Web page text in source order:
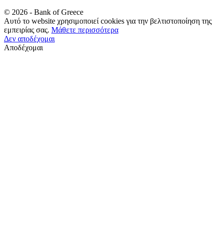
© 2026 - Bank of Greece
Αυτό το website χρησιμοποιεί cookies για την βελτιστοποίηση της
εμπειρίας σας. Μάθετε περισσότερα
Δεν αποδέχομαι
Αποδέχομαι